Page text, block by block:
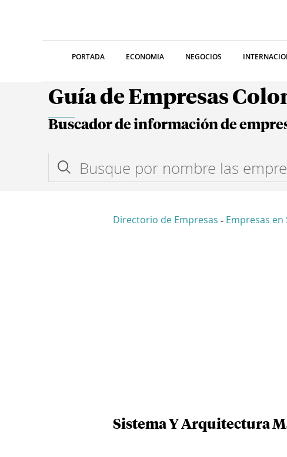
PORTADA ECONOMIA NEGOCIOS
Guía de Empresas
Buscador de información de
Directorio de Empresas - Empresas en
Sistema Y Arquitectura